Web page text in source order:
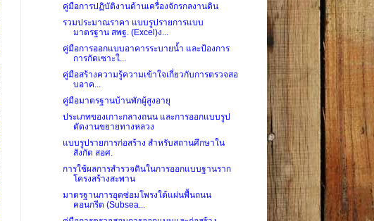
คู่มือการปฏิบัติงานด้านเครื่องจักรกลงานดิน
รวมประมาณราคา แบบรูปรายการแบบ
มาตรฐาน สพฐ. (Excel)ง...
คู่มือการออกแบบอาคารระบายน้ำ และป้องการ
การกัดเซาะใ...
คู่มือสร้างความรู้ความเข้าใจเกี่ยวกับการตรวจสอ
บอาค...
คู่มือมาตรฐานบ้านพักผู้สูงอายุ
ประเภทของเกาะกลางถนน และการออกแบบรูป
ตัดงานขยายทางหลวง
แบบรูปรายการก่อสร้าง สำหรับสถานศึกษาใน
สังกัด สอศ.
การใช้ผลการสำรวจดินในการออกแบบฐานราก
โครงสร้างสะพาน
มาตรฐานการอุดซ่อมโพรงใต้แผ่นพื้นถนน
คอนกรีต (Subsea...